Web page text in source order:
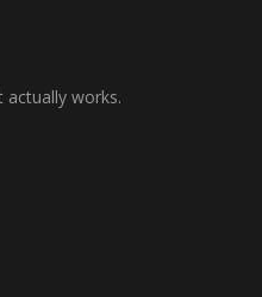
actually works.